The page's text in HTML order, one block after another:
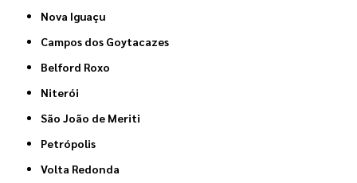
Nova Iguaçu
Campos dos Goytacazes
Belford Roxo
Niterói
São João de Meriti
Petrópolis
Volta Redonda